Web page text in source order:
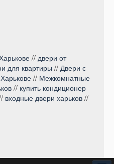
// двери от
для квартиры // Двери с
// Межкомнатные
// купить кондиционер
входные двери харьков //